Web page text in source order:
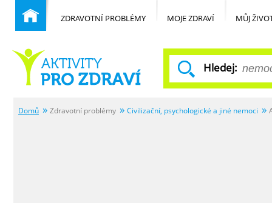
ZDRAVOTNÍ PROBLÉMY MOJE ZDRAVÍ MŮJ
Hledej:
Domů Zdravotní problémy Civilizační, psychologické a jiné nemoci